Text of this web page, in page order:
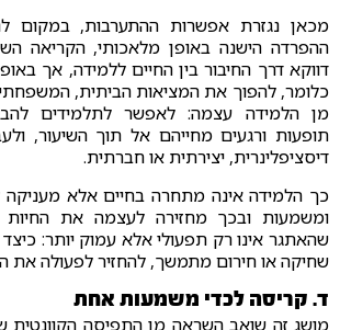
מכאן נגזרת אפשרות ההתערבות, במקום
ההפרדה הישנה באופן מלאכותי, הקריאה
דווקא דרך החיבור בין החיים ללמידה, אך
כלומר, להפוך את המציאות הביתית,
מן הלמידה עצמה: לאפשר לתלמידים
תופעות ורגעים מחייהם אל תוך השיעור,
דיסציפלינרית, יצירתית או חברתית.
כך הלמידה אינה מתחרה בחיים אלא
ומשמעות ובכך מחזירה לעצמה את
שהאתגר אינו רק תפעולי אלא עמוק יותר:
שחיקה או חירום מתמשך, להחזיר לפעולה את
ד. קריסה לכדי משמעות אחת
מושג זה שואב השראה מן התפיסה הקוונטית